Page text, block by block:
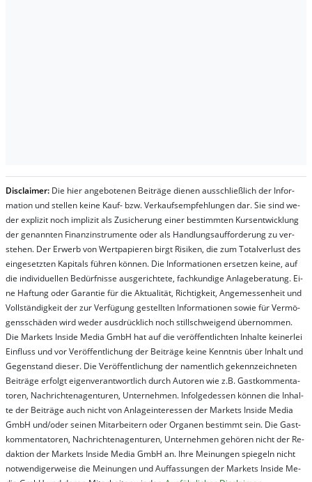
Dis­clai­mer: Die hier an­ge­bo­te­nen Bei­trä­ge die­nen aus­schließ­lich der In­for­
ma­t­ion und stel­len kei­ne Kauf- bzw. Ver­kaufs­em­pfeh­lung­en dar. Sie sind we­
der ex­pli­zit noch im­pli­zit als Zu­sich­er­ung ei­ner be­stim­mt­en Kurs­ent­wick­lung
der ge­nan­nt­en Fi­nanz­in­stru­men­te oder als Handl­ungs­auf­for­der­ung zu ver­
steh­en. Der Er­werb von Wert­pa­pier­en birgt Ri­si­ken, die zum To­tal­ver­lust des
ein­ge­setz­ten Ka­pi­tals füh­ren kön­nen. Die In­for­ma­tion­en er­setz­en kei­ne, auf
die in­di­vi­du­el­len Be­dür­fnis­se aus­ge­rich­te­te, fach­kun­di­ge An­la­ge­be­ra­tung. Ei­
ne Haf­tung oder Ga­ran­tie für die Ak­tu­ali­tät, Rich­tig­keit, An­ge­mes­sen­heit und
Vol­lständ­ig­keit der zur Ver­fü­gung ge­stel­lt­en In­for­ma­tion­en so­wie für Ver­mö­
gens­schä­den wird we­der aus­drück­lich noch stil­lschwei­gend über­nom­men.
Die Mar­kets In­side Me­dia GmbH hat auf die ver­öf­fent­lich­ten In­hal­te kei­ner­lei
Ein­fluss und vor Ver­öf­fent­lich­ung der Bei­trä­ge kei­ne Ken­nt­nis über In­halt und
Ge­gen­stand die­ser. Die Ver­öf­fent­lich­ung der na­ment­lich ge­kenn­zeich­net­en
Bei­trä­ge er­folgt ei­gen­ver­ant­wort­lich durch Au­tor­en wie z.B. Gast­kom­men­ta­
tor­en, Nach­richt­en­ag­en­tur­en, Un­ter­neh­men. In­fol­ge­des­sen kön­nen die In­hal­
te der Bei­trä­ge auch nicht von An­la­ge­in­te­res­sen der Mar­kets In­side Me­dia
GmbH und/oder sei­nen Mit­ar­bei­tern oder Or­ga­nen be­stim­mt sein. Die Gast­
kom­men­ta­tor­en, Nach­rich­ten­ag­en­tur­en, Un­ter­neh­men ge­hör­en nicht der Re­
dak­tion der Mar­kets In­side Me­dia GmbH an. Ihre Mei­nung­en spie­geln nicht
not­wen­di­ger­wei­se die Mei­nung­en und Auf­fas­sung­en der Mar­kets In­side Me­